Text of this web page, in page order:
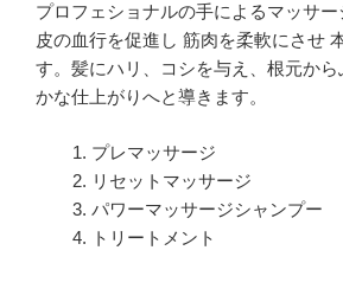
プロフェショナルの手によるマッサ
皮の血行を促進し 筋肉を柔軟にさせ
す。髪にハリ、コシを与え、根元か
かな仕上がりへと導きます。
プレマッサージ
リセットマッサージ
パワーマッサージシャンプー
トリートメント